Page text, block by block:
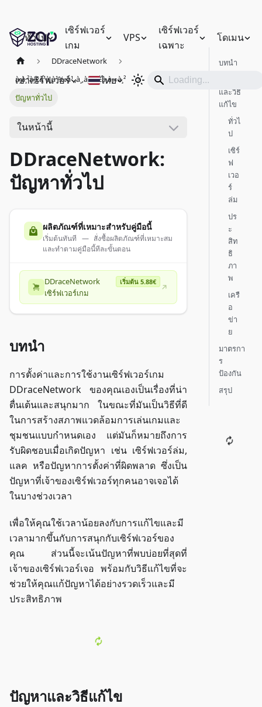
ทั่วไป
เซิร์ฟเวอร์
เกม
VPS
เซิร์ฟเวอร์
เฉพาะ
โดเมน
เช่าเซิร์ฟเวอร์ ไทย
DDraceNetwork
à¸à¸²à¸£à¹à¸à¹‰à¹„à¸‚à¸›à¸±à¸à¸«à¸²
ปัญหาทั่วไป
ในหน้านี้
DDraceNetwork:
ปัญหาทั่วไป
ผลิตภัณฑ์ที่เหมาะสำหรับคู่มือนี้
เริ่มต้นทันที — สั่งซื้อผลิตภัณฑ์ที่เหมาะสม
และทำตามคู่มือนี้ทีละขั้นตอน
DDraceNetwork
เซิร์ฟเวอร์เกม
เริ่มต้น 5.88€
บทนำ
การตั้งค่าและการใช้งานเซิร์ฟเวอร์เกม
DDraceNetwork ของคุณเองเป็นเรื่องที่น่า
ตื่นเต้นและสนุกมาก ในขณะที่มันเป็นวิธีที่ดี
ในการสร้างสภาพแวดล้อมการเล่นเกมและ
ชุมชนแบบกำหนดเอง แต่มันก็หมายถึงการ
รับผิดชอบเมื่อเกิดปัญหา เช่น เซิร์ฟเวอร์ล่ม,
แลค หรือปัญหาการตั้งค่าที่ผิดพลาด ซึ่งเป็น
ปัญหาที่เจ้าของเซิร์ฟเวอร์ทุกคนอาจเจอได้
ในบางช่วงเวลา
เพื่อให้คุณใช้เวลาน้อยลงกับการแก้ไขและมี
เวลามากขึ้นกับการสนุกกับเซิร์ฟเวอร์ของ
คุณ ส่วนนี้จะเน้นปัญหาที่พบบ่อยที่สุดที่
เจ้าของเซิร์ฟเวอร์เจอ พร้อมกับวิธีแก้ไขที่จะ
ช่วยให้คุณแก้ปัญหาได้อย่างรวดเร็วและมี
ประสิทธิภาพ
ปัญหาและวิธีแก้ไข
บทนำ
และวิธี
แก้ไข
ทั่วไ
ป
เซิร์
ฟ
เวอ
ร์
ล่ม
ปร
ะ
สิท
ธิ
ภา
พ
เครื
อ
ข่า
ย
มาตรกา
ร
ป้องกัน
สรุป